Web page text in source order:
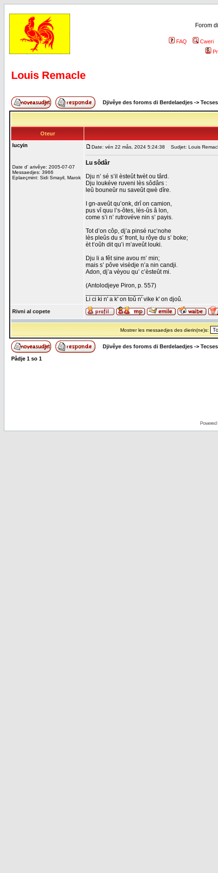
Forom
FAQ
Cweri
Louis Remacle
Djivêye des foroms di Berdelaedjes ->
Oteur
lucyin
Date d' arivêye: 2005-07-07
Messaedjes: 3966
Eplaeçmint: Sidi Smayil, Marok
Date: vén 22 mås, 2024 5:24:38 Sudjet: Louis
Lu sôdâr
Dju n’ sé s’il èsteût twèt ou târd.
Dju loukéve ruveni lès sôdârs :
leû bouneûr nu saveût qwè dîre.
I gn-aveût qu’onk, drî on camion,
pus vî quu l’s-ôtes, lès-ûs â lon,
come s’i n’ rutrovéve nin s’ payis.
Tot d’on côp, dj’a pinsé ruc’nohe
lès pleûs du s’ front, lu rôye du s’ boke;
èt t’oûh dit qu’i m’aveût louki.
Dju li a fêt sine avou m’ min;
mais s’ pôve visèdje n’a nin candji.
Adon, dj’a vèyou qu’ c’èsteût mi.
(Antolodjeye Piron, p. 557)
Li ci ki n' a k' on toû n' vike k' on djoû.
Rivni al copete
Mostrer les messaedjes des dierin(ne)s:
Djivêye des foroms di Berdelaedjes ->
Pådje 1 so 1
Powered